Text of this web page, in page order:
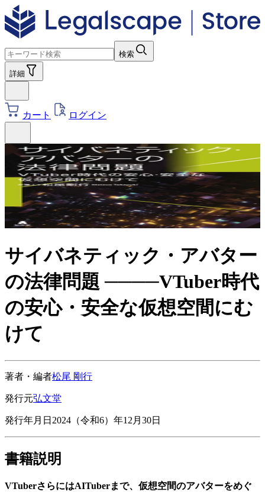
検索
詳細
カート ログイン
サイバネティック・アバター
の法律問題 ────VTuber時代
の安心・安全な仮想空間にむ
けて
著者・編者松尾 剛行
発行元弘文堂
発行年月日 2024（令和6）年12月30日
書籍説明
VTuberさらにはAITuberまで、仮想空間のアバターをめぐ